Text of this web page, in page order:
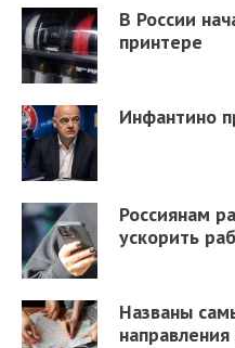
В России
принтере
Инфантино
Россиянам
ускорить
Названы